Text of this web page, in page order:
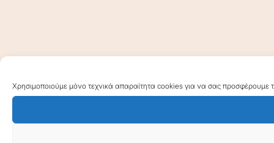
Χρησιμοποιούμε μόνο τεχνικά απαραίτητα cookies για να σας προσφέρουμε